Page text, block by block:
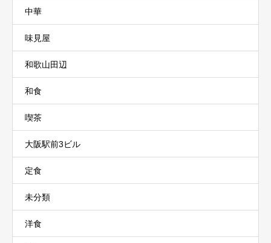
中華
味見屋
和歌山田辺
和食
喫茶
大阪駅前3ビル
定食
未分類
洋食